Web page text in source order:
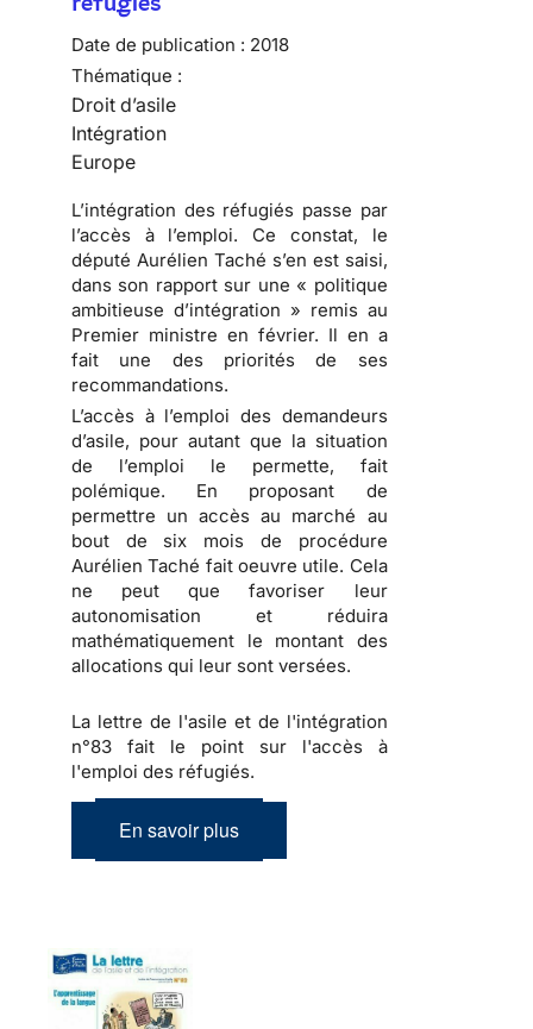
Date de publication : 2018
Thématique :
Droit d’asile
Intégration
Europe
L’intégration des réfugiés passe par
l’accès à l’emploi. Ce constat, le
député Aurélien Taché s’en est saisi,
dans son rapport sur une « politique
ambitieuse d’intégration » remis au
Premier ministre en février. Il en a
fait une des priorités de ses
recommandations.
L’accès à l’emploi des demandeurs
d’asile, pour autant que la situation
de l’emploi le permette, fait
polémique. En proposant de
permettre un accès au marché au
bout de six mois de procédure
Aurélien Taché fait oeuvre utile. Cela
ne peut que favoriser leur
autonomisation et réduira
mathématiquement le montant des
allocations qui leur sont versées.
La lettre de l'asile et de l'intégration
n°83 fait le point sur l'accès à
l'emploi des réfugiés.
En savoir plus